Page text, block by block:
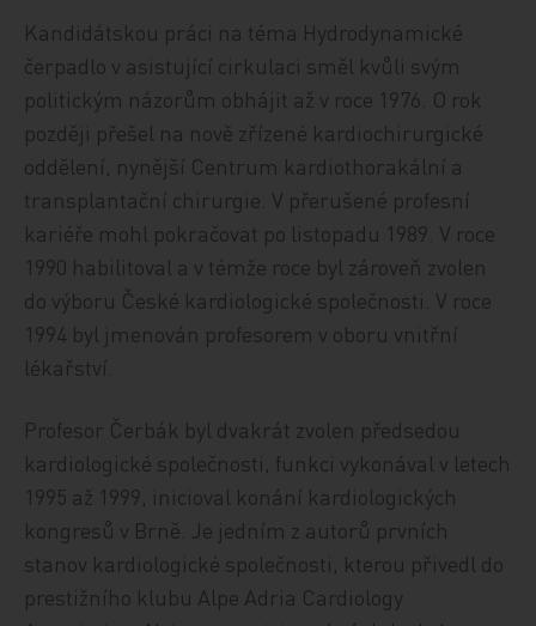
Kandidátskou práci na téma Hydrodynamické
čerpadlo v asistující cirkulaci směl kvůli svým
politickým názorům obhájit až v roce 1976. O rok
později přešel na nově zřízené kardiochirurgické
oddělení, nynější Centrum kardiothorakální a
transplantační chirurgie. V přerušené profesní
kariéře mohl pokračovat po listopadu 1989. V roce
1990 habilitoval a v témže roce byl zároveň zvolen
do výboru České kardiologické společnosti. V roce
1994 byl jmenován profesorem v oboru vnitřní
lékařství.
Profesor Čerbák byl dvakrát zvolen předsedou
kardiologické společnosti, funkci vykonával v letech
1995 až 1999, inicioval konání kardiologických
kongresů v Brně. Je jedním z autorů prvních
stanov kardiologické společnosti, kterou přivedl do
prestižního klubu Alpe Adria Cardiology